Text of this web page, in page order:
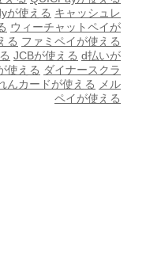
が使える キャッシュレ
ウィーチャットペイが
る ファミペイが使える
JCBが使える d払いが
使える ダイナースクラ
んカードが使える メル
ペイが使える